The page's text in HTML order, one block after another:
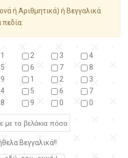
ή Αριθμητικά) ή Βεγγαλικά
πεδία:
2 3
4
6 7
8
1 2
3
5 6
7
9 0 0
Βεγγαλικά!!